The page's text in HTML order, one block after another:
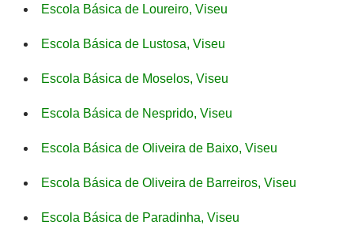
Escola Básica de Loureiro, Viseu
Escola Básica de Lustosa, Viseu
Escola Básica de Moselos, Viseu
Escola Básica de Nesprido, Viseu
Escola Básica de Oliveira de Baixo, Viseu
Escola Básica de Oliveira de Barreiros, Viseu
Escola Básica de Paradinha, Viseu